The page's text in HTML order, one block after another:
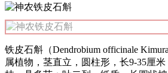
铁皮石斛（Dendrobium officinale
属植物，茎直立，圆柱形，长9-35厘